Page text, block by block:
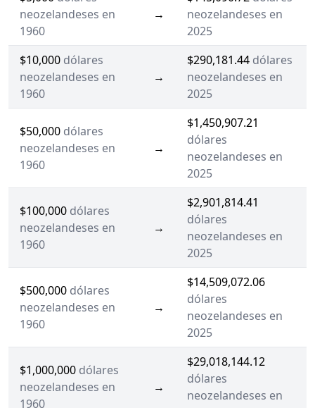
neozelandeses en
1960
→
neozelandeses en
2025
$10,000 dólares
neozelandeses en
1960
→
$290,181.44 dólares
neozelandeses en
2025
$50,000 dólares
neozelandeses en
1960
→
$1,450,907.21
dólares
neozelandeses en
2025
$100,000 dólares
neozelandeses en
1960
→
$2,901,814.41
dólares
neozelandeses en
2025
$500,000 dólares
neozelandeses en
1960
→
$14,509,072.06
dólares
neozelandeses en
2025
$1,000,000 dólares
neozelandeses en
1960
→
$29,018,144.12
dólares
neozelandeses en